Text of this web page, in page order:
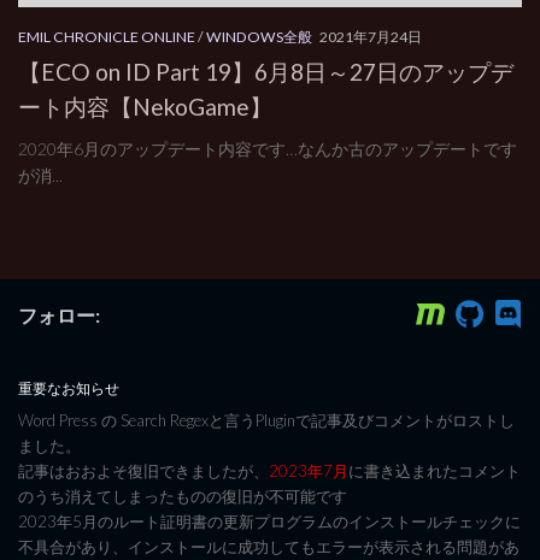
EMIL CHRONICLE ONLINE/WINDOWS全般 2021年7月24日
【ECO on ID Part 19】6月8日～27日のアップデ
ート内容【NekoGame】
2020年6月のアップデート内容です…なんか古のアップデートです
が消...
フォロー:
重要なお知らせ
Word Press の Search Regexと言うPluginで記事及びコメントがロストし
ました。
記事はおおよそ復旧できましたが、 2023年7月に書き込まれたコメント
のうち消えてしまったものの復旧が不可能です
2023年5月のルート証明書の更新プログラムのインストールチェックに
不具合があり、インストールに成功してもエラーが表示される問題があ